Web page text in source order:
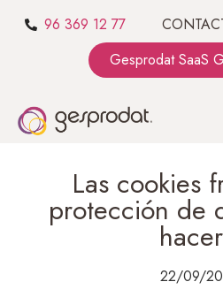
96 369 12 77
Gesprodat SaaS
Las cookies
protección de
22/09/